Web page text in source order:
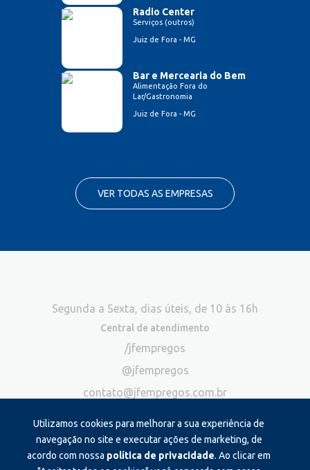
Radio Center
Serviços (outros)
Juiz de Fora - MG
Bar e Mercearia do Bem
Alimentação Fora do
Lar/Gastronomia
Juiz de Fora - MG
VER TODAS AS EMPRESAS
Utilizamos cookies para melhorar a sua experiência de
navegação no site e executar ações de marketing, de
acordo com nossa política de privacidade. Ao clicar em
Segunda a Sexta, dias úteis, de 10 às 16h
Central de atendimento
/jfempregos
@jfempregos
contato@jfempregos.com.br
Publicidade
*Exclusivo para atendimento via chat. Não atendemos ligações neste